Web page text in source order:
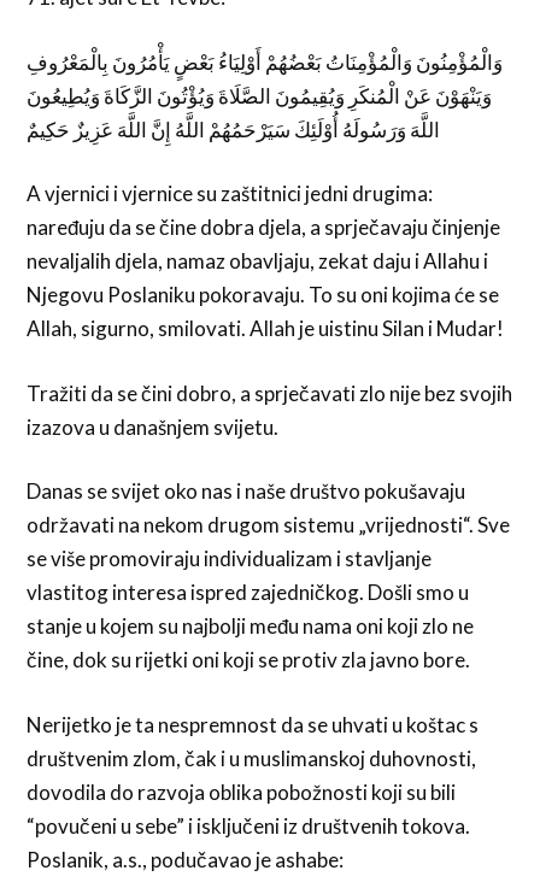
وَالْمُؤْمِنُونَ وَالْمُؤْمِنَاتُ بَعْضُهُمْ أَوْلِيَاءُ بَعْضٍ يَأْمُرُونَ بِالْمَعْرُوفِ
وَيَنْهَوْنَ عَنْ الْمُنكَرِ وَيُقِيمُونَ الصَّلَاةَ وَيُؤْتُونَ الزَّكَاةَ وَيُطِيعُونَ
اللَّهَ وَرَسُولَهُ أُوْلَئِكَ سَيَرْحَمُهُمْ اللَّهُ إِنَّ اللَّهَ عَزِيزٌ حَكِيمٌ
A vjernici i vjernice su zaštitnici jedni drugima:
naređuju da se čine dobra djela, a sprječavaju činjenje
nevaljalih djela, namaz obavljaju, zekat daju i Allahu i
Njegovu Poslaniku pokoravaju. To su oni kojima će se
Allah, sigurno, smilovati. Allah je uistinu Silan i Mudar!
Tražiti da se čini dobro, a sprječavati zlo nije bez svojih
izazova u današnjem svijetu.
Danas se svijet oko nas i naše društvo pokušavaju
održavati na nekom drugom sistemu „vrijednosti“. Sve
se više promoviraju individualizam i stavljanje
vlastitog interesa ispred zajedničkog. Došli smo u
stanje u kojem su najbolji među nama oni koji zlo ne
čine, dok su rijetki oni koji se protiv zla javno bore.
Nerijetko je ta nespremnost da se uhvati u koštac s
društvenim zlom, čak i u muslimanskoj duhovnosti,
dovodila do razvoja oblika pobožnosti koji su bili
“povučeni u sebe” i isključeni iz društvenih tokova.
Poslanik, a.s., podučavao je ashabe: